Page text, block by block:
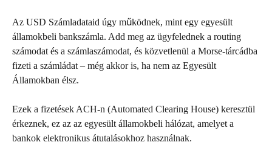
Az USD Számladataid úgy működnek, mint egy egyesült
államokbeli bankszámla. Add meg az ügyfelednek a routing
számodat és a számlaszámodat, és közvetlenül a Morse-tárcádba
fizeti a számládat – még akkor is, ha nem az Egyesült
Államokban élsz.
Ezek a fizetések ACH-n (Automated Clearing House) keresztül
érkeznek, ez az az egyesült államokbeli hálózat, amelyet a
bankok elektronikus átutalásokhoz használnak.